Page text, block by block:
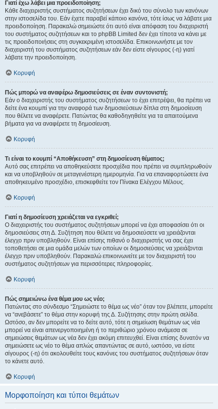
Γιατί έχω λάβει μια προειδοποίηση;
Κάθε διαχειριστής συστήματος συζητήσεων έχει δικό του σύνολο των κανόνων
στην ιστοσελίδα του. Εάν έχετε παραβεί κάποιο κανόνα, τότε ίσως να λάβατε μια
προειδοποίηση. Παρακαλώ σημειώστε ότι αυτό είναι απόφαση του διαχειριστή
του συστήματος συζητήσεων και το phpBB Limited δεν έχει τίποτα να κάνει με
τις προειδοποιήσεις στη συγκεκριμένη ιστοσελίδα. Επικοινωνήστε με τον
διαχειριστή του συστήματος συζητήσεων εάν δεν είστε σίγουρος (-η) γιατί
λάβατε την προειδοποίηση.
Κορυφή
Πώς μπορώ να αναφέρω δημοσιεύσεις σε έναν συντονιστή;
Εάν ο διαχειριστής του συστήματος συζητήσεων το έχει επιτρέψει, θα πρέπει να
δείτε ένα κουμπί για την αναφορά των δημοσιεύσεων δίπλα στη δημοσίευση
που θέλετε να αναφέρετε. Πατώντας θα καθοδηγηθείτε για τα απαιτούμενα
βήματα για να αναφέρετε τη δημοσίευση.
Κορυφή
Τι είναι το κουμπί “Αποθήκευση” στη δημοσίευση θέματος;
Αυτό σας επιτρέπει να αποθηκεύσετε προσχέδια που πρέπει να συμπληρωθούν
και να υποβληθούν σε μεταγενέστερη ημερομηνία. Για να επαναφορτώσετε ένα
αποθηκευμένο προσχέδιο, επισκεφθείτε τον Πίνακα Ελέγχου Μέλους.
Κορυφή
Γιατί η δημοσίευση χρειάζεται να εγκριθεί;
Ο διαχειριστής του συστήματος συζητήσεων μπορεί να έχει αποφασίσει ότι οι
δημοσιεύσεις στη Δ. Συζήτηση που θέλετε να δημοσιεύσετε να χρειάζονται
έλεγχο πριν υποβληθούν. Είναι επίσης πιθανό ο διαχειριστής να σας έχει
τοποθετήσει σε μια ομάδα μελών των οποίων οι δημοσιεύσεις να χρειάζονται
έλεγχο πριν υποβληθούν. Παρακαλώ επικοινωνείτε με τον διαχειριστή του
συστήματος συζητήσεων για περισσότερες πληροφορίες.
Κορυφή
Πώς σημειώνω ένα θέμα μου ως νέο;
Πατώντας στο σύνδεσμο “Σημειώστε το θέμα ως νέο” όταν τον βλέπετε, μπορείτε
να “ανεβάσετε” το θέμα στην κορυφή της Δ. Συζήτησης στην πρώτη σελίδα.
Ωστόσο, αν δεν μπορείτε να το δείτε αυτό, τότε η σημείωση θεμάτων ως νέα
μπορεί να είναι απενεργοποιημένη ή το περιθώριο χρόνου ανάμεσα σε
σημειώσεις θεμάτων ως νέα δεν έχει ακόμη επιτευχθεί. Είναι επίσης δυνατόν να
σημειώσετε ως νέο το θέμα απλώς απαντώντας σε αυτό, ωστόσο, να είστε
σίγουρος (-η) ότι ακολουθείτε τους κανόνες του συστήματος συζητήσεων όταν
το κάνετε αυτό.
Κορυφή
Μορφοποίηση και τύποι θεμάτων